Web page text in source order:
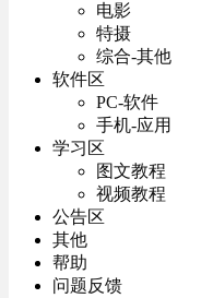
电影
特摄
综合-其他
软件区
PC-软件
手机-应用
学习区
图文教程
视频教程
公告区
其他
帮助
问题反馈